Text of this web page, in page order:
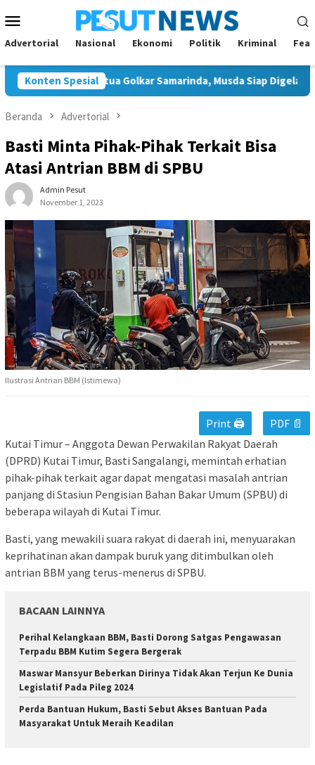
ke
kontenMobile
Advertorial Nasional Ekonomi Politik Kriminal
Konten Spesial
Tunggal Ketua Golkar Samarinda, Musda Siap Digelar 8
Beranda Advertorial
Basti Minta Pihak-Pihak Terkait Bisa
Atasi Antrian BBM di SPBU
Admin Pesut
November 1, 2023
Ilustrasi Antrian BBM (Istimewa)
Print 🖨
PDF 📄
Kutai Timur – Anggota Dewan Perwakilan Rakyat Daerah
(DPRD) Kutai Timur, Basti Sangalangi, memintah erhatian
pihak-pihak terkait agar dapat mengatasi masalah antrian
panjang di Stasiun Pengisian Bahan Bakar Umum (SPBU) di
beberapa wilayah di Kutai Timur.
Basti, yang mewakili suara rakyat di daerah ini, menyuarakan
keprihatinan akan dampak buruk yang ditimbulkan oleh
antrian BBM yang terus-menerus di SPBU.
BACAAN LAINNYA
Perihal Kelangkaan BBM, Basti Dorong Satgas Pengawasan
Terpadu BBM Kutim Segera Bergerak
Maswar Mansyur Beberkan Dirinya Tidak Akan Terjun Ke Dunia
Legislatif Pada Pileg 2024
Perda Bantuan Hukum, Basti Sebut Akses Bantuan Pada
Masyarakat Untuk Meraih Keadilan